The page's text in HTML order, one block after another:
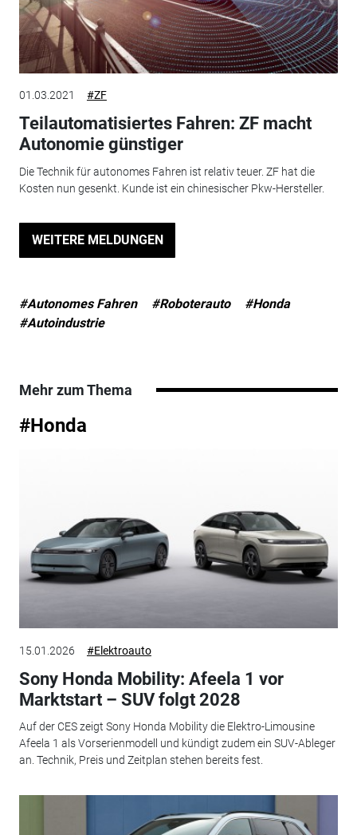
01.03.2021 #ZF
Teilautomatisiertes Fahren: ZF macht
Autonomie günstiger
Die Technik für autonomes Fahren ist relativ teuer. ZF hat die
Kosten nun gesenkt. Kunde ist ein chinesischer Pkw-Hersteller.
WEITERE MELDUNGEN
#Autonomes Fahren #Roboterauto
#Honda
#Autoindustrie
Mehr zum Thema
#Honda
15.01.2026 #Elektroauto
Sony Honda Mobility: Afeela 1 vor
Marktstart – SUV folgt 2028
Auf der CES zeigt Sony Honda Mobility die Elektro-Limousine
Afeela 1 als Vorserienmodell und kündigt zudem ein SUV-Ableger
an. Technik, Preis und Zeitplan stehen bereits fest.